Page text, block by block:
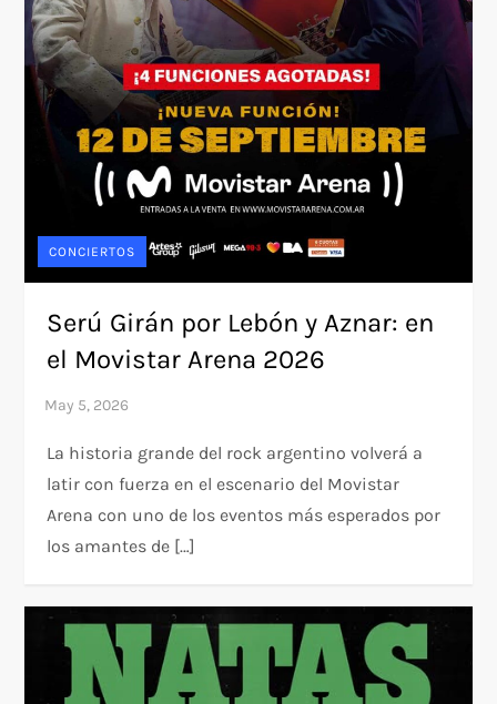
CONCIERTOS
Serú Girán por Lebón y Aznar: en
el Movistar Arena 2026
La historia grande del rock argentino volverá a
latir con fuerza en el escenario del Movistar
Arena con uno de los eventos más esperados por
los amantes de […]